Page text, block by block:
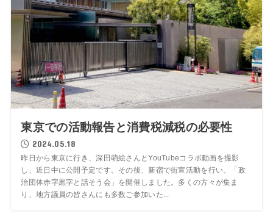
東京での活動報告と消費税減税の必要性
2024.05.18
昨日から東京に行き、深田萌絵さんとYouTubeコラボ動画を撮影
し、近日中に公開予定です。その後、新宿で街宣活動を行い、「政
治団体赤字黒字と話そう会」を開催しました。多くの方々が集ま
り、地方議員の皆さんにも多数ご参加いた...